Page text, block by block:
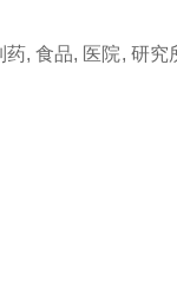
药,食品, 医院, 研究